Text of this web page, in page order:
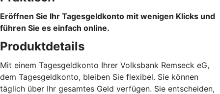
Eröffnen Sie Ihr Tagesgeldkonto mit wenigen Klicks und
führen Sie es einfach online.
Produktdetails
Mit einem Tagesgeldkonto Ihrer Volksbank Remseck eG,
dem Tagesgeldkonto, bleiben Sie flexibel. Sie können
täglich über Ihr gesamtes Geld verfügen. Sie entscheiden,